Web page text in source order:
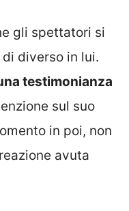
gli spettatori si
diverso in lui.
testimonianza
sul suo
in poi, non
avuta